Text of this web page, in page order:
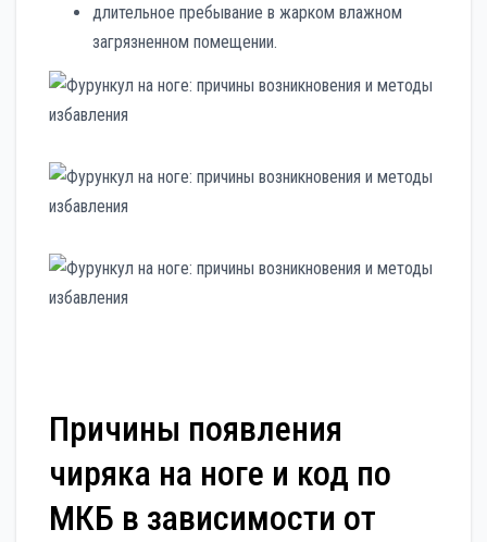
длительное пребывание в жарком влажном
загрязненном помещении.
Причины появления
чиряка на ноге и код по
МКБ в зависимости от